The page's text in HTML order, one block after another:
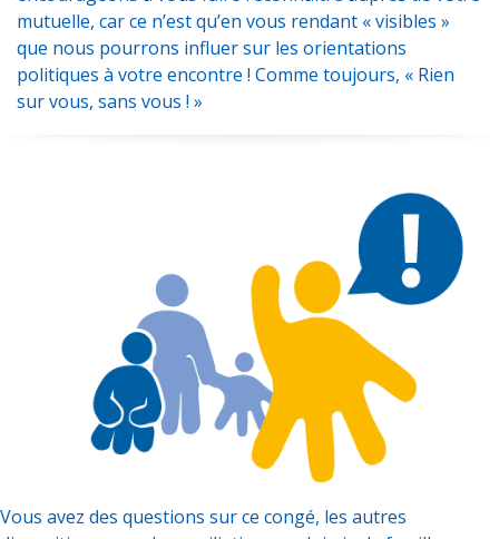
mutuelle, car ce n’est qu’en vous rendant « visibles »
que nous pourrons influer sur les orientations
politiques à votre encontre ! Comme toujours, « Rien
sur vous, sans vous ! »
Vous avez des questions sur ce congé, les autres